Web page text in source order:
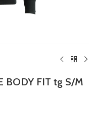
BODY FIT tg S/M